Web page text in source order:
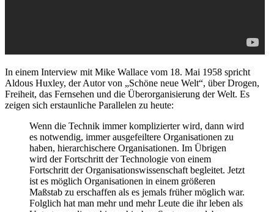
In einem Interview mit Mike Wallace vom 18. Mai 1958 spricht
Aldous Huxley, der Autor von „Schöne neue Welt“, über Drogen,
Freiheit, das Fernsehen und die Überorganisierung der Welt. Es
zeigen sich erstaunliche Parallelen zu heute:
Wenn die Technik immer komplizierter wird, dann wird
es notwendig, immer ausgefeiltere Organisationen zu
haben, hierarchischere Organisationen. Im Übrigen
wird der Fortschritt der Technologie von einem
Fortschritt der Organisationswissenschaft begleitet. Jetzt
ist es möglich Organisationen in einem größeren
Maßstab zu erschaffen als es jemals früher möglich war.
Folglich hat man mehr und mehr Leute die ihr leben als